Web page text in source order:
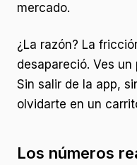
mercado.
¿La razón? La
desapareció. Ves
Sin salir de la app,
olvidarte en un
Los números